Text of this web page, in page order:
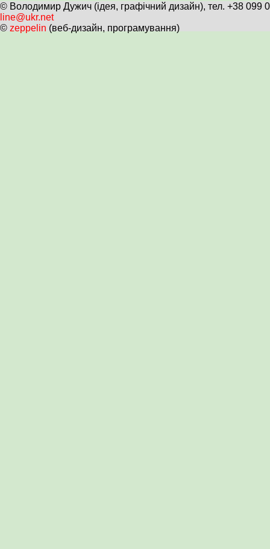
© Володимир Дужич (ідея, графічний дизайн), тел. +38 099
line@ukr.net
© zeppelin (веб-дизайн, програмування)